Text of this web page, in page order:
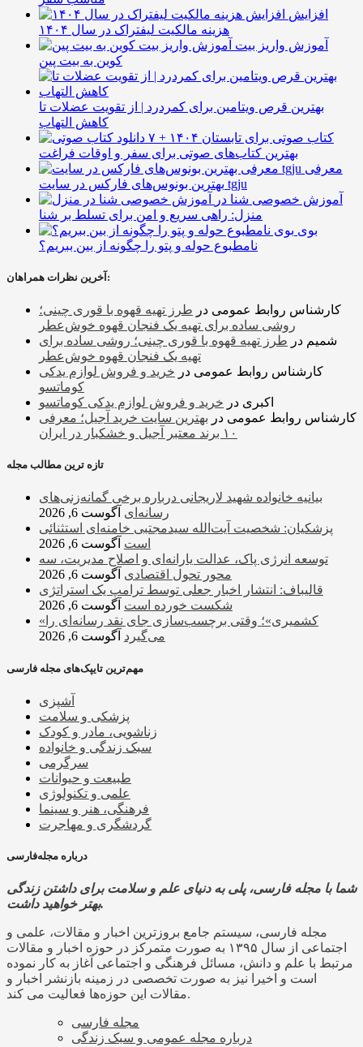
افزایش
هزینه مالکیت لیفتراک در سال ۱۴۰۴
آموزش واریز بیت
کوین به بیت پین
بهترین قرص ویتامین برای کمردرد | از تقویت عضلات تا
کاهش التهاب
۷ کتاب صوتی برای تابستان ۱۴۰۴ +
بهترین کتاب‌های صوتی برای سفر و اوقات فراغت
معرفی
بهترین بونوس‌های فارکس در سایت tgju
آموزش خصوصی شنا در
منزل: راهی سریع و امن برای تسلط بر شنا
بوی
نامطبوع حوله و پتو را چگونه از بین ببریم؟
آخرین نظرات همراهان:
کارشناس روابط عمومی در طرز تهیه قهوه با قوری چینی؛
روشی ساده برای تهیه یک فنجان قهوه خوش‌عطر
شمیم در طرز تهیه قهوه با قوری چینی؛ روشی ساده برای
تهیه یک فنجان قهوه خوش‌عطر
کارشناس روابط عمومی در خرید و فروش لوازم یدکی
کوماتسو
اکبری در خرید و فروش لوازم یدکی کوماتسو
کارشناس روابط عمومی در بهترین سایت خرید آجیل؛ معرفی
۱۰ برند معتبر آجیل و خشکبار در ایران
تازه ترین مطالب مجله
بیانیه خانواده شهید لاریجانی درباره برخی گمانه‌زنی‌های
رسانه‌ای آگوست 6, 2026
پزشکیان: شخصیت آیت‌الله سیدمجتبی خامنه‌ای استثنائی
است آگوست 6, 2026
توسعه انرژی پاک، عدالت یارانه‌ای و اصلاح مدیریت، سه
محور تحول اقتصادی آگوست 6, 2026
قالیباف: انتشار اخبار جعلی توسط ترامپ یک استراتژی
شکست خورده است آگوست 6, 2026
«کشمیری»؛ وقتی برچسب‌سازی جای نقد رسانه‌ای را
می‌گیرد آگوست 6, 2026
مهم‌ترین تایپک‌های مجله فارسی
آشپزی
پزشکی و سلامت
زناشویی، مادر و کودک
سبک زندگی و خانواده
سرگرمی
طبیعت و حیوانات
علمی و تکنولوژی
فرهنگی، هنر و سینما
گردشگری و مهاجرت
درباره مجله‌فارسی
شما با مجله فارسی، پلی به دنیای علم و سلامت برای داشتن زندگی
بهتر خواهید داشت.
مجله فارسی، سیستم جامع بروزترین اخبار و مقالات، علمی و
اجتماعی از سال ۱۳۹۵ به صورت متمرکز در حوزه اخبار و مقالات
مرتبط با علم و دانش، مسائل فرهنگی و اجتماعی آغاز به کار نموده
است و اخیرا نیز به صورت تخصصی در زمینه بازنشر اخبار و
مقالات این حوزه‌ها فعالیت می کند.
مجله فارسی
درباره مجله عمومی و سبک زندگی